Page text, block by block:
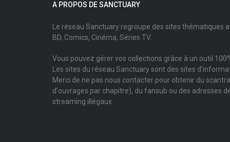
A PROPOS DE SANCTUARY
Le réseau Sanctuary regroupe des sites thématiques
BD, Comics, Cinéma, Séries TV.
Vous pouvez gérer vos collections grâce à un outil
Les sites du réseau Sanctuary sont des sites
Merci de ne pas nous contacter pour obtenir du
d'ouvrages par chapitre), du fansub ou des adresses
streaming illégaux.